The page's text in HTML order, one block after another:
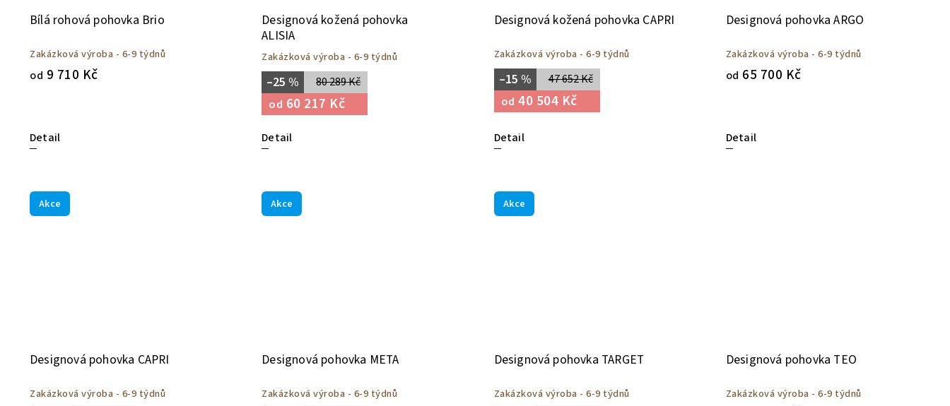
Bílá rohová pohovka Brio
Zakázková výroba - 6-9 týdnů
od 9 710 Kč
Detail
Designová kožená pohovka
ALISIA
Zakázková výroba - 6-9 týdnů
80 289 Kč
–25 %
od 60 217 Kč
Detail
Designová kožená pohovka CAPRI
Zakázková výroba - 6-9 týdnů
47 652 Kč
–15 %
od 40 504 Kč
Detail
Designová pohovka ARGO
Zakázková výroba - 6-9 týdnů
od 65 700 Kč
Detail
Akce
Designová pohovka CAPRI
Zakázková výroba - 6-9 týdnů
Akce
Designová pohovka META
Zakázková výroba - 6-9 týdnů
Akce
Designová pohovka TARGET
Zakázková výroba - 6-9 týdnů
Designová pohovka TEO
Zakázková výroba - 6-9 týdnů